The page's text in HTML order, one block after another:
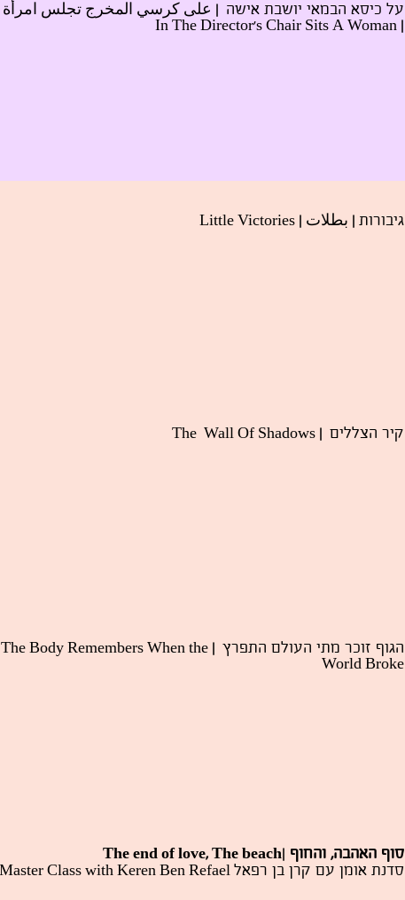
על כיסא הבמאי יושבת אישה | على كرسي المخرج تجلس امرأة
| In The Director’s Chair Sits A Woman
גיבורות | بطلات | Little Victories
קיר הצללים | The Wall Of Shadows
הגוף זוכר מתי העולם התפרץ
| The Body Remembers When the
World Broke
סוף האהבה, והחוף |
The end of love, The beach
סדנת אומן עם קרן בן רפאל